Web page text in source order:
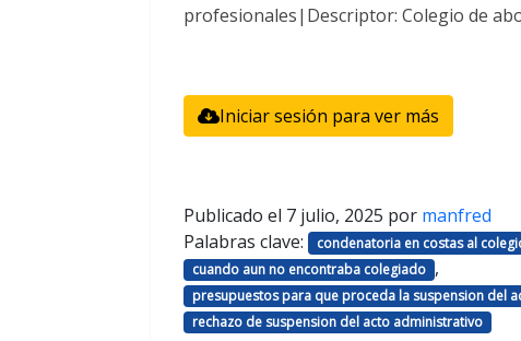
profesionales|Descriptor: Colegio de
Iniciar sesión para ver más
Publicado el 7 julio, 2025 por manfred
Palabras clave:
condenatoria en costas al
cuando aun no encontraba colegiado ,
presupuestos para que proceda la suspension del
rechazo de suspension del acto administrativo